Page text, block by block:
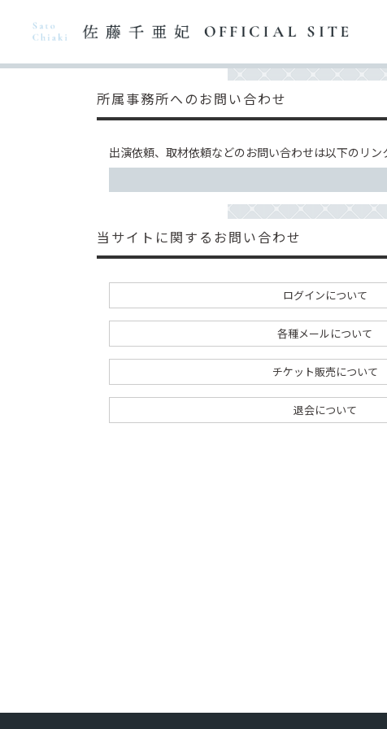
所属事務所へのお問い合わせ
出演依頼、取材依頼などのお問い合わせは以下のリン
当サイトに関するお問い合わせ
ログインについて
各種メールについて
チケット販売について
退会について